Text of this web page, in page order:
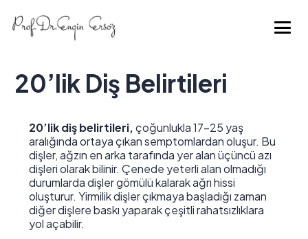
20’lik Diş Belirtileri
20’lik diş belirtileri,çoğunlukla 17-25 yaş
aralığında ortaya çıkan semptomlardan oluşur. Bu
dişler, ağzın en arka tarafında yer alan üçüncü azı
dişleri olarak bilinir. Çenede yeterli alan olmadığı
durumlarda dişler gömülü kalarak ağrı hissi
oluşturur. Yirmilik dişler çıkmaya başladığı zaman
diğer dişlere baskı yaparak çeşitli rahatsızlıklara
yol açabilir.